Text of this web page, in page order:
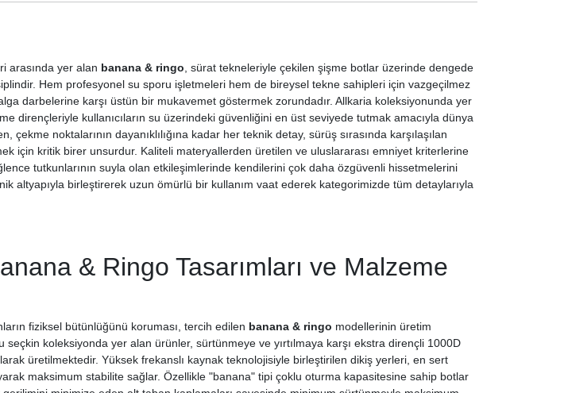
arasında yer alan banana & ringo , sürat tekneleriyle çekilen şişme botlar üzerinde dengede
Hem profesyonel su sporu işletmeleri hem de bireysel tekne sahipleri için vazgeçilmez
darbelerine karşı üstün bir mukavemet göstermek zorundadır. Allkaria koleksiyonunda yer
dirençleriyle kullanıcıların su üzerindeki güvenliğini en üst seviyede tutmak amacıyla dünya
noktalarının dayanıklılığına kadar her teknik detay, sürüş sırasında karşılaşılan
için kritik birer unsurdur. Kaliteli materyallerden üretilen ve uluslararası emniyet kriterlerine
tutkunlarının suyla olan etkileşimlerinde kendilerini çok daha özgüvenli hissetmelerini
altyapıyla birleştirerek uzun ömürlü bir kullanım vaat ederek kategorimizde tüm detaylarıyla
& Ringo Tasarımları ve Malzeme
fiziksel bütünlüğünü koruması, tercih edilen banana & ringo modellerinin üretim
koleksiyonda yer alan ürünler, sürtünmeye ve yırtılmaya karşı ekstra dirençli 1000D
üretilmektedir. Yüksek frekanslı kaynak teknolojisiyle birleştirilen dikiş yerleri, en sert
maksimum stabilite sağlar. Özellikle "banana" tipi çoklu oturma kapasitesine sahip botlar